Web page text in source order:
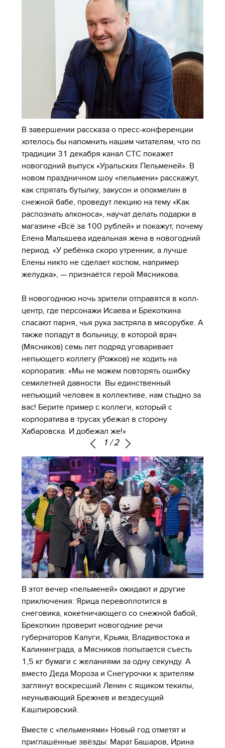
В завершении рассказа о пресс-конференции
хотелось бы напомнить нашим читателям, что по
традиции 31 декабря канал СТС покажет
новогодний выпуск «Уральских Пельменей». В
новом праздничном шоу «пельмени» расскажут,
как спрятать бутылку, закусон и опохмелин в
снежной бабе, проведут лекцию на тему «Как
распознать алконоса», научат делать подарки в
магазине «Всё за 100 рублей» и покажут, почему
Елена Малышева идеальная жена в новогодний
период. «У ребёнка скоро утренник, а лучше
Елены никто не сделает костюм, например
желудка», — признаётся герой Мясникова.
В новогоднюю ночь зрители отправятся в колл-
центр, где персонажи Исаева и Брекоткина
спасают парня, чья рука застряла в мясорубке. А
также попадут в больницу, в которой врач
(Мясников) семь лет подряд уговаривает
непьющего коллегу (Рожков) не ходить на
корпоратив: «Мы не можем повторять ошибку
семилетней давности. Вы единственный
непьющий человек в коллективе, нам стыдно за
вас! Берите пример с коллеги, который с
корпоратива в трусах убежал в сторону
Хабаровска. И добежал же!»
1/2
В этот вечер «пельменей» ожидают и другие
приключения: Ярица перевоплотится в
снеговика, кокетничающего со снежной бабой,
Брекоткин проверит новогодние речи
губернаторов Калуги, Крыма, Владивостока и
Калининграда, а Мясников попытается съесть
1,5 кг бумаги с желаниями за одну секунду. А
вместо Деда Мороза и Снегурочки к зрителям
заглянут воскресший Ленин с ящиком текилы,
неунывающий Брежнев и вездесущий
Кашпировский.
Вместе с «пельменями» Новый год отметят и
приглашённые звёзды: Марат Башаров, Ирина